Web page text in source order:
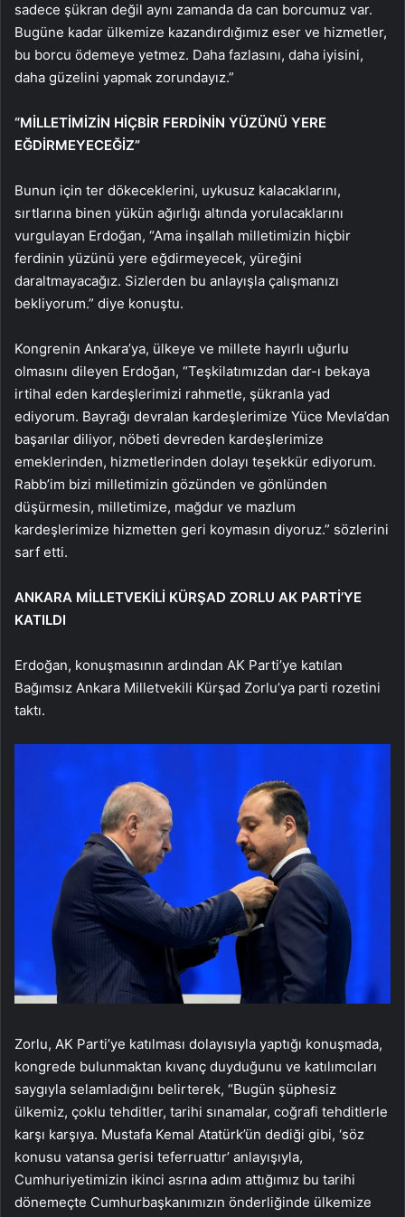
sadece şükran değil aynı zamanda da can borcumuz var.
Bugüne kadar ülkemize kazandırdığımız eser ve hizmetler,
bu borcu ödemeye yetmez. Daha fazlasını, daha iyisini,
daha güzelini yapmak zorundayız.”
“MİLLETİMİZİN HİÇBİR FERDİNİN YÜZÜNÜ YERE
EĞDİRMEYECEĞİZ”
Bunun için ter dökeceklerini, uykusuz kalacaklarını,
sırtlarına binen yükün ağırlığı altında yorulacaklarını
vurgulayan Erdoğan, “Ama inşallah milletimizin hiçbir
ferdinin yüzünü yere eğdirmeyecek, yüreğini
daraltmayacağız. Sizlerden bu anlayışla çalışmanızı
bekliyorum.” diye konuştu.
Kongrenin Ankara’ya, ülkeye ve millete hayırlı uğurlu
olmasını dileyen Erdoğan, “Teşkilatımızdan dar-ı bekaya
irtihal eden kardeşlerimizi rahmetle, şükranla yad
ediyorum. Bayrağı devralan kardeşlerimize Yüce Mevla’dan
başarılar diliyor, nöbeti devreden kardeşlerimize
emeklerinden, hizmetlerinden dolayı teşekkür ediyorum.
Rabb’im bizi milletimizin gözünden ve gönlünden
düşürmesin, milletimize, mağdur ve mazlum
kardeşlerimize hizmetten geri koymasın diyoruz.” sözlerini
sarf etti.
ANKARA MİLLETVEKİLİ KÜRŞAD ZORLU AK PARTİ’YE
KATILDI
Erdoğan, konuşmasının ardından AK Parti’ye katılan
Bağımsız Ankara Milletvekili Kürşad Zorlu’ya parti rozetini
taktı.
Zorlu, AK Parti’ye katılması dolayısıyla yaptığı konuşmada,
kongrede bulunmaktan kıvanç duyduğunu ve katılımcıları
saygıyla selamladığını belirterek, “Bugün şüphesiz
ülkemiz, çoklu tehditler, tarihi sınamalar, coğrafi tehditlerle
karşı karşıya. Mustafa Kemal Atatürk’ün dediği gibi, ‘söz
konusu vatansa gerisi teferruattır’ anlayışıyla,
Cumhuriyetimizin ikinci asrına adım attığımız bu tarihi
dönemeçte Cumhurbaşkanımızın önderliğinde ülkemize